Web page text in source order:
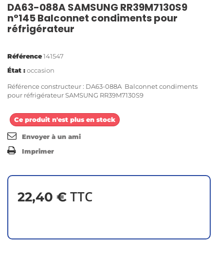
DA63-088A SAMSUNG RR39M7130S9
n°145 Balconnet condiments pour
réfrigérateur
Référence141547
État :occasion
Référence constructeur : DA63-088A Balconnet condiments
pour réfrigérateur SAMSUNG RR39M7130S9
Ce produit n'est plus en stock
Envoyer à un ami
Imprimer
22,40 € TTC